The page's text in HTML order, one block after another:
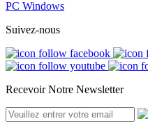
PC Windows
Suivez-nous
Recevoir Notre Newsletter